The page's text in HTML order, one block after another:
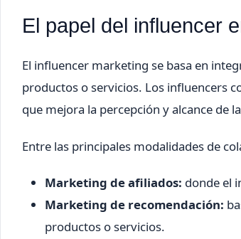
El papel del influencer
El influencer marketing se basa en
productos o servicios. Los influencers
que mejora la percepción y alcance de
Entre las principales modalidades de
Marketing de afiliados: donde el
Marketing de recomendación:
productos o servicios.